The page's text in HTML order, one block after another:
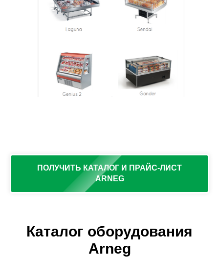
ПОЛУЧИТЬ КАТАЛОГ И ПРАЙС-ЛИСТ
ARNEG
Каталог оборудования
Arneg